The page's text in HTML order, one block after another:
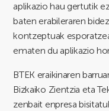
aplikazio hau gertutik
baten erabileraren
kontzeptuak
ematen du aplikazio
BTEK eraikinaren
Bizkaiko Zientzia eta
zenbait enpresa